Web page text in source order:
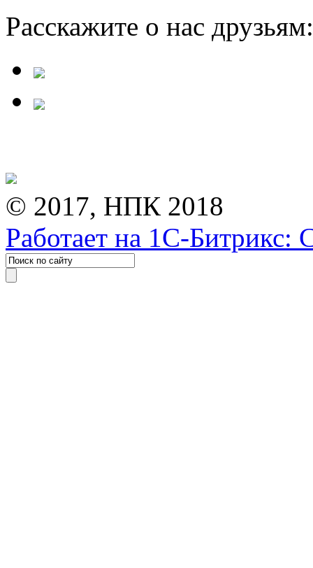
Расскажите о нас друзьям:
© 2017, НПК 2018
Работает на 1С-Битрикс: